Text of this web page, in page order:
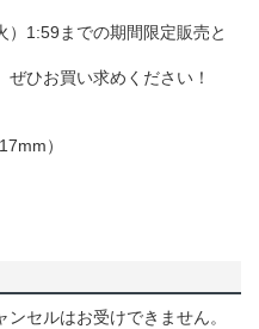
1:59までの期間限定販売と
ひお買い求めください！
）
セルはお受けできません。